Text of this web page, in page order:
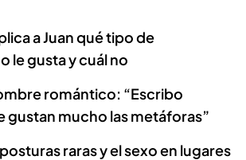
a Juan qué tipo de
le gusta y cuál no
romántico: “Escribo
gustan mucho las metáforas”
raras y el sexo en lugares